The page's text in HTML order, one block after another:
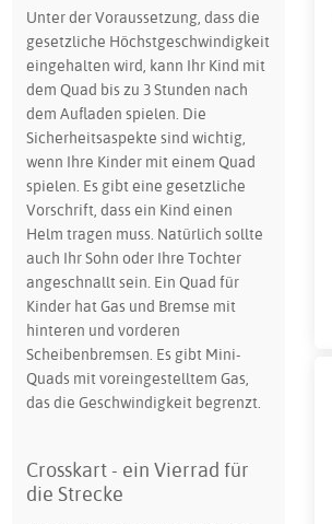
Unter der Voraussetzung, dass die
gesetzliche Höchstgeschwindigkeit
eingehalten wird, kann Ihr Kind mit
dem Quad bis zu 3 Stunden nach
dem Aufladen spielen. Die
Sicherheitsaspekte sind wichtig,
wenn Ihre Kinder mit einem Quad
spielen. Es gibt eine gesetzliche
Vorschrift, dass ein Kind einen
Helm tragen muss. Natürlich sollte
auch Ihr Sohn oder Ihre Tochter
angeschnallt sein. Ein Quad für
Kinder hat Gas und Bremse mit
hinteren und vorderen
Scheibenbremsen. Es gibt Mini-
Quads mit voreingestelltem Gas,
das die Geschwindigkeit begrenzt.
Crosskart - ein Vierrad für
die Strecke